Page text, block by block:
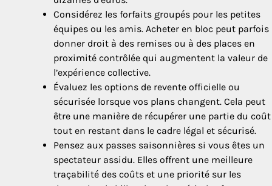
Considérez les forfaits groupés pour les petites
équipes ou les amis. Acheter en bloc peut parfois
donner droit à des remises ou à des places en
proximité contrôlée qui augmentent la valeur de
l’expérience collective.
Évaluez les options de revente officielle ou
sécurisée lorsque vos plans changent. Cela peut
être une manière de récupérer une partie du coût
tout en restant dans le cadre légal et sécurisé.
Pensez aux passes saisonnières si vous êtes un
spectateur assidu. Elles offrent une meilleure
traçabilité des coûts et une priorité sur les